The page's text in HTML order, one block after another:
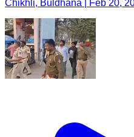
Chikhli, Buldhana | Feb 20,